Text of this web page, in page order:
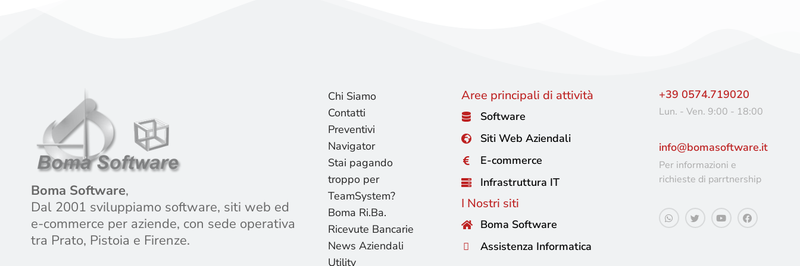
Boma Software,
Dal 2001 sviluppiamo software, siti web ed
e-commerce per aziende, con sede operativa
tra Prato, Pistoia e Firenze.
Chi Siamo
Contatti
Preventivi
Navigator
Stai pagando
troppo per
TeamSystem?
Boma Ri.Ba.
Ricevute Bancarie
News Aziendali
Utility
Aree principali di attività
Software
Siti Web Aziendali
E-commerce
Infrastruttura IT
I Nostri siti
Boma Software
Assistenza Informatica
+39 0574.719020
Lun. - Ven. 9:00 - 18:00
info@bomasoftware.it
Per informazioni e
richieste di parrtnership